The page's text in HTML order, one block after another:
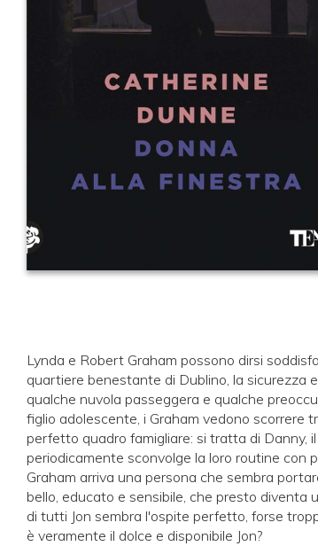
Lynda e Robert Graham possono dirsi
quartiere benestante di Dublino, la sicurezza
qualche nuvola passeggera e qualche
figlio adolescente, i Graham vedono scorrere
perfetto quadro famigliare: si tratta di Danny,
periodicamente sconvolge la loro routine con
Graham arriva una persona che sembra
bello, educato e sensibile, che presto diventa
di tutti Jon sembra l'ospite perfetto, forse
è veramente il dolce e disponibile Jon?